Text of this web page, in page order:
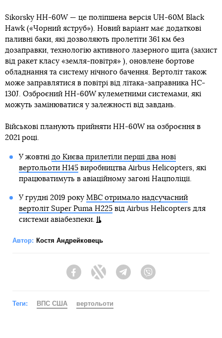
Sikorsky HH-60W — це поліпшена версія UH-60M Black
Hawk («Чорний яструб»). Новий варіант має додаткові
паливні баки, які дозволяють пролетіти 361 км без
дозаправки, технологію активного лазерного щита (захист
від ракет класу «земля-повітря» ), оновлене бортове
обладнання та систему нічного бачення. Вертоліт також
може заправлятися в повітрі від літака-заправника HC-
130J. Озброєний HH-60W кулеметними системами, які
можуть замінюватися у залежності від завдань.
Військові планують прийняти HH-60W на озброєння в
2021 році.
У жовтні до Києва прилетіли перші два нові
вертольоти H145виробництва Airbus Helicopters, які
працюватимуть в авіаційному загоні Нацполіції.
У грудні 2019 року МВС отримало надсучасний
вертоліт Super Puma Н225від Airbus Helicopters для
системи авіабезпеки.
Автор: Костя Андрейковець
FacebookTwitter Telegram
Теги: ВПС США вертольоти